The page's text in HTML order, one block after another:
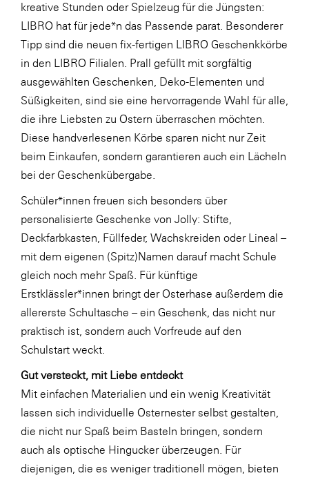
Primark
Salesforce
sebamed
SeneCura
SERVICE&MORE
SKINUANCE®
Somfy
Sony DADC
SPIEGLTEC
STIHL Tirol
Trend Micro
TAG GmbH
VALETTA
Verband Druck Medien Österreich
Wirtschaftskammer Salzburg
WKS Fachgruppe Fahrzeughandel und
Fahrzeugtechnik
WKS Fachgruppe Finanzdienstleister
WK UBIT
Zühlke
kreative Stunden oder Spielzeug für die Jüngsten:
LIBRO hat für jede*n das Passende parat. Besonderer
Tipp sind die neuen fix-fertigen LIBRO Geschenkkörbe
in den LIBRO Filialen. Prall gefüllt mit sorgfältig
ausgewählten Geschenken, Deko-Elementen und
Süßigkeiten, sind sie eine hervorragende Wahl für alle,
die ihre Liebsten zu Ostern überraschen möchten.
Diese handverlesenen Körbe sparen nicht nur Zeit
beim Einkaufen, sondern garantieren auch ein Lächeln
bei der Geschenkübergabe.
Schüler*innen freuen sich besonders über
personalisierte Geschenke von Jolly: Stifte,
Deckfarbkasten, Füllfeder, Wachskreiden oder Lineal –
mit dem eigenen (Spitz)Namen darauf macht Schule
gleich noch mehr Spaß. Für künftige
Erstklässler*innen bringt der Osterhase außerdem die
allererste Schultasche – ein Geschenk, das nicht nur
praktisch ist, sondern auch Vorfreude auf den
Schulstart weckt.
Gut versteckt, mit Liebe entdeckt
Mit einfachen Materialien und ein wenig Kreativität
lassen sich individuelle Osternester selbst gestalten,
die nicht nur Spaß beim Basteln bringen, sondern
auch als optische Hingucker überzeugen. Für
diejenigen, die es weniger traditionell mögen, bieten